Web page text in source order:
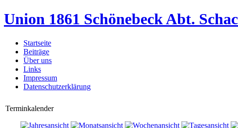
Union 1861 Schönebeck Abt.
Startseite
Beiträge
Über uns
Links
Impressum
Datenschutzerklärung
Terminkalender